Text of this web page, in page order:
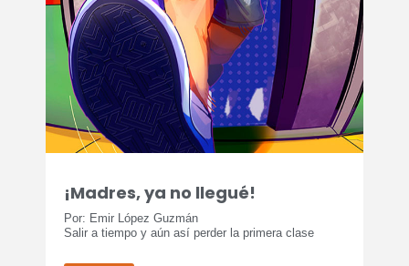
¡Madres, ya no llegué!
Por: Emir López Guzmán
Salir a tiempo y aún así perder la primera clase